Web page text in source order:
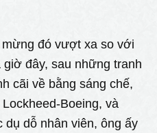
đó vượt xa so với
đây, sau những tranh
cãi về bằng sáng chế,
Boeing, và
dụ dỗ nhân viên, ông ấy